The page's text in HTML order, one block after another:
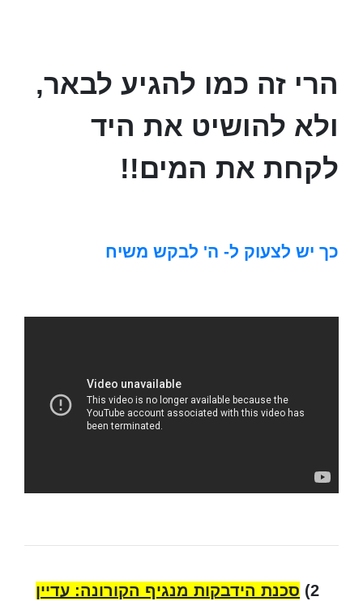
הרי זה כמו להגיע לבאר,
ולא להושיט את היד
לקחת את המים!!
כך יש לצעוק ל- ה' לבקש משיח
2)
סכנת הידבקות מנגיף הקורונה: עדיין